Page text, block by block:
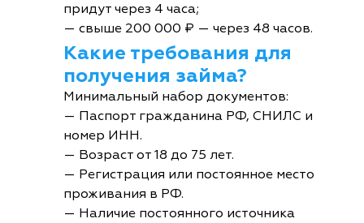
придут через 4 часа;
— свыше 200 000 ₽ — через 48 часов.
Какие требования для
получения займа?
Минимальный набор документов:
— Паспорт гражданина РФ, СНИЛС и
номер ИНН.
— Возраст от 18 до 75 лет.
— Регистрация или постоянное место
проживания в РФ.
— Наличие постоянного источника